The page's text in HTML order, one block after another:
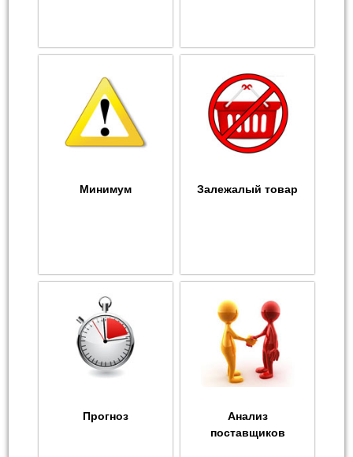
Минимум Залежалый товар
Прогноз
Анализ
поставщиков